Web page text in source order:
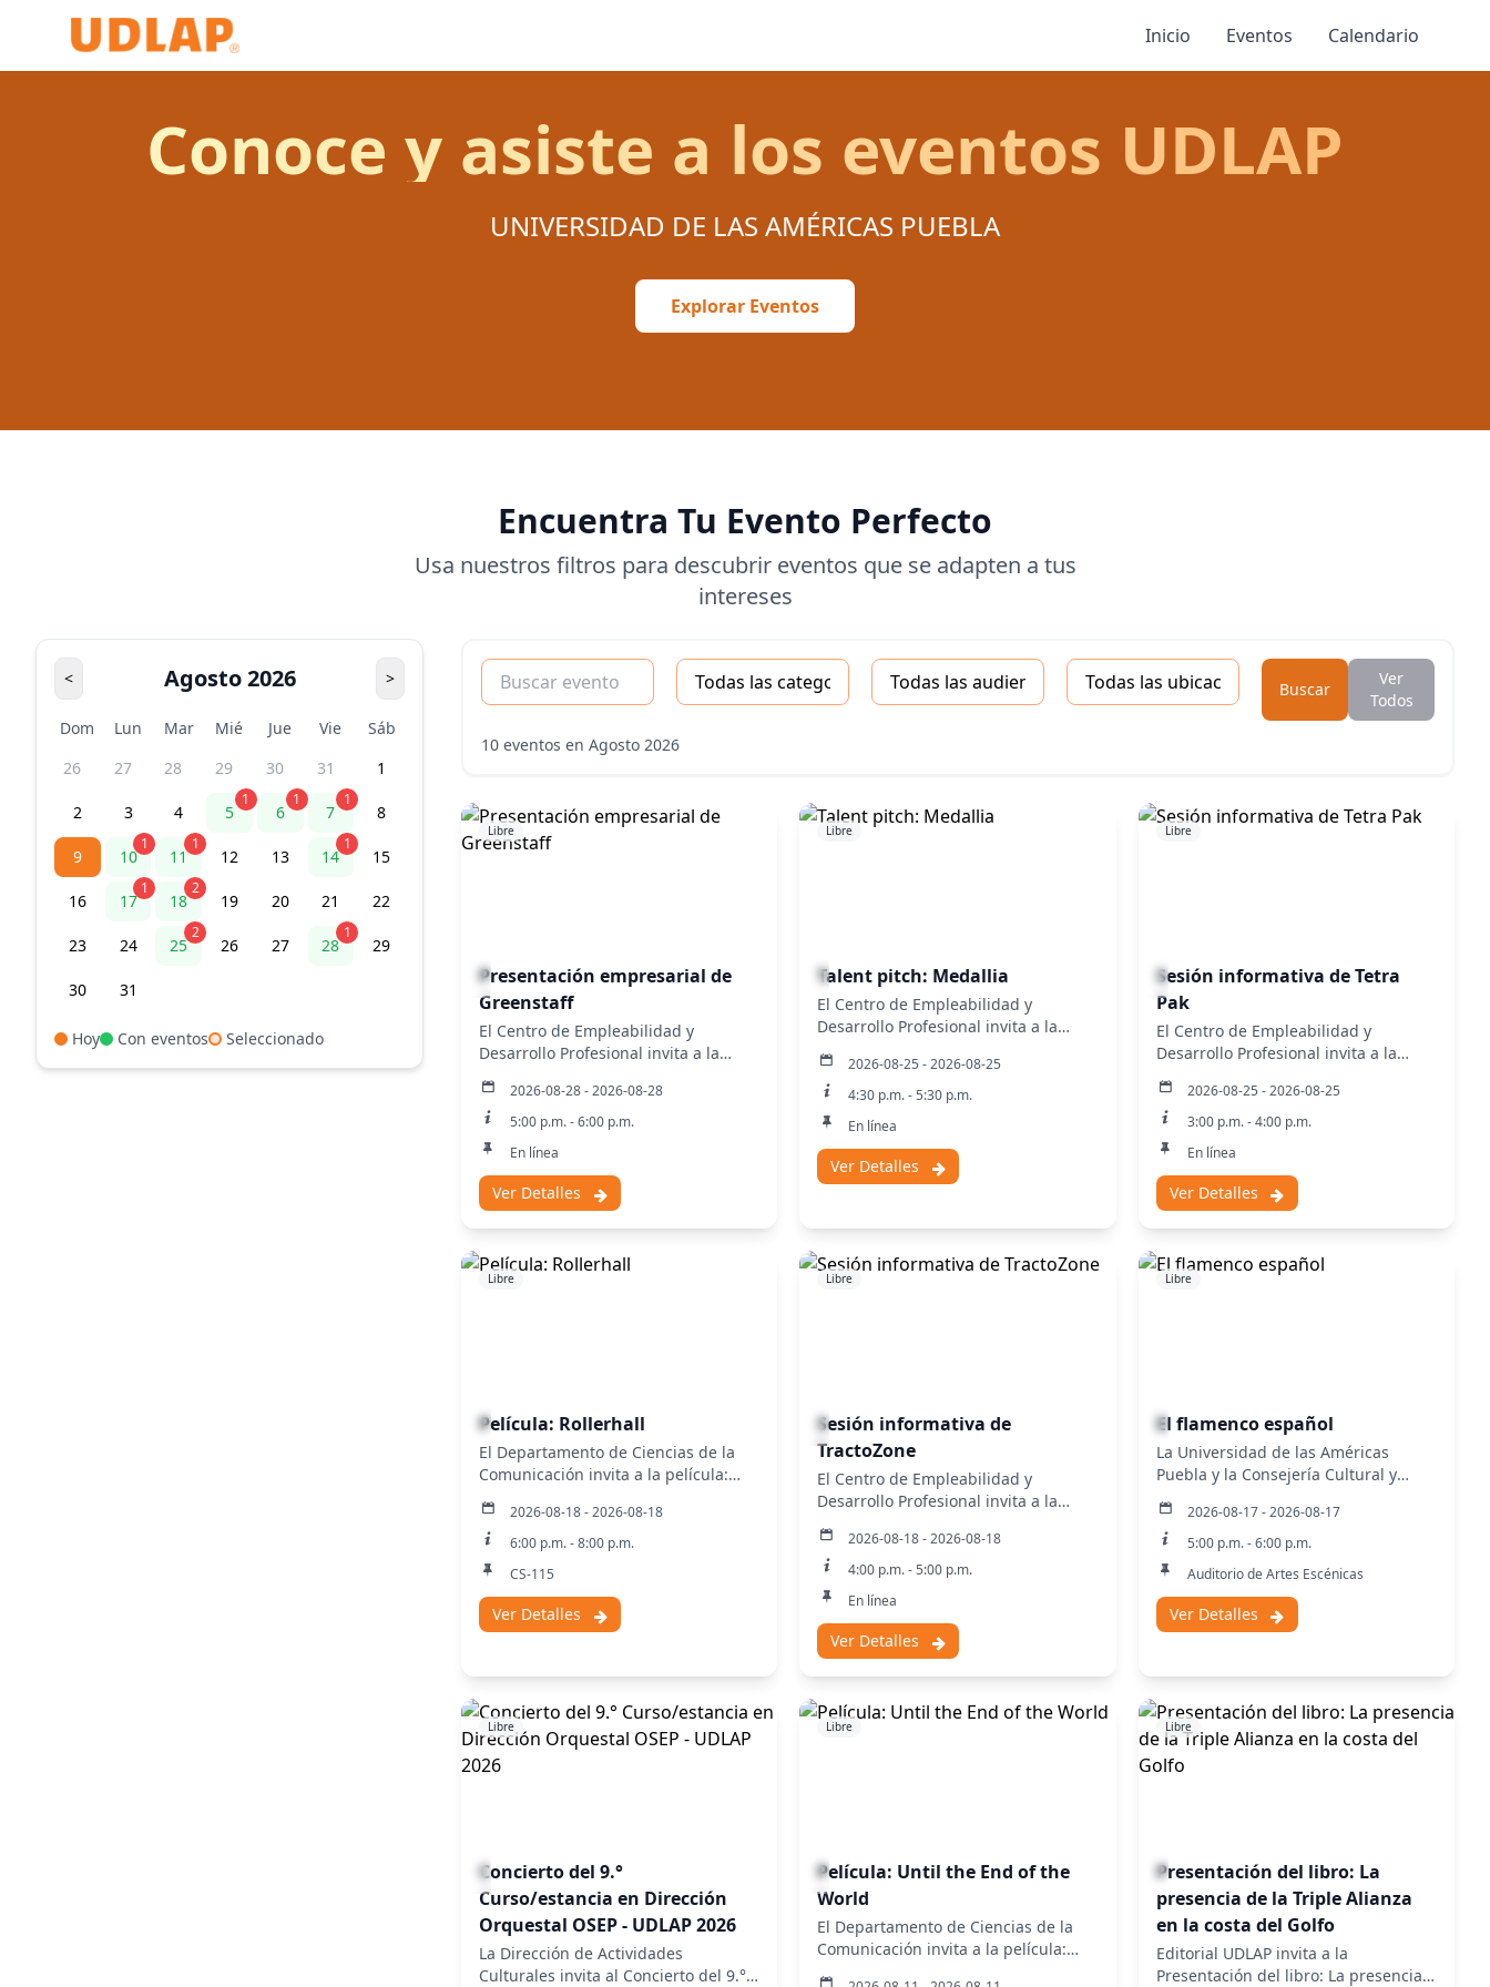
Inicio Eventos Calendario
Conoce y asiste a los eventos UDLAP
UNIVERSIDAD DE LAS AMÉRICAS PUEBLA
Explorar Eventos
Encuentra Tu Evento Perfecto
Usa nuestros filtros para descubrir eventos que se adapten a tus
intereses
Buscar eventos Categoría Audiencia Ubicación
Buscar
Ver
Todos
10 eventos en Agosto 2026
< Agosto 2026 >
Dom Lun Mar Mié Jue Vie
Sáb
26
27 28 29 30 31 1
2 3 4 5
1
6
1
7
1
8
9 10
1
11
1
12 13 14
1
15
16 17
1
18
2
19 20 21 22
23 24 25
2
26 27 28
1
29
30 31
Hoy Con eventos Seleccionado
Libre
Presentación empresarial de
Greenstaff
El Centro de Empleabilidad y
Desarrollo Profesional invita a la
presentación empresarial de
Greenstaff.
2026-08-28 - 2026-08-28
5:00 p.m. - 6:00 p.m.
En línea
Ver Detalles
Libre
Talent pitch: Medallia
El Centro de Empleabilidad y
Desarrollo Profesional invita a la
sesión informativa de
Medallia.
2026-08-25 - 2026-08-25
4:30 p.m. - 5:30 p.m.
En línea
Ver Detalles
Libre
Sesión informativa de Tetra
Pak
El Centro de Empleabilidad y
Desarrollo Profesional invita a la
sesión informativa de Tetra Pak.
2026-08-25 - 2026-08-25
3:00 p.m. - 4:00 p.m.
En línea
Ver Detalles
Libre
Película: Rollerhall
El Departamento de Ciencias de la
Comunicación invita a la película:
Rollerhall.
2026-08-18 - 2026-08-18
6:00 p.m. - 8:00 p.m.
CS-115
Ver Detalles
Libre
Sesión informativa de
TractoZone
El Centro de Empleabilidad y
Desarrollo Profesional invita a la
sesión informativa de SAP.
2026-08-18 - 2026-08-18
4:00 p.m. - 5:00 p.m.
En línea
Ver Detalles
Libre
El flamenco español
La Universidad de las Américas
Puebla y la Consejería Cultural y
Científica de la Embajada de España
en México, presentan: El flamenco
español
2026-08-17 - 2026-08-17
5:00 p.m. - 6:00 p.m.
Auditorio de Artes Escénicas
Ver Detalles
Libre
Concierto del 9.°
Curso/estancia en Dirección
Orquestal OSEP - UDLAP 2026
La Dirección de Actividades
Culturales invita al Concierto del 9.°
Libre
Película: Until the End of the
World
El Departamento de Ciencias de la
Comunicación invita a la película:
Until the End of the World.
Libre
Presentación del libro: La
presencia de la Triple Alianza
en la costa del Golfo
Editorial UDLAP invita a la
Presentación del libro: La presencia